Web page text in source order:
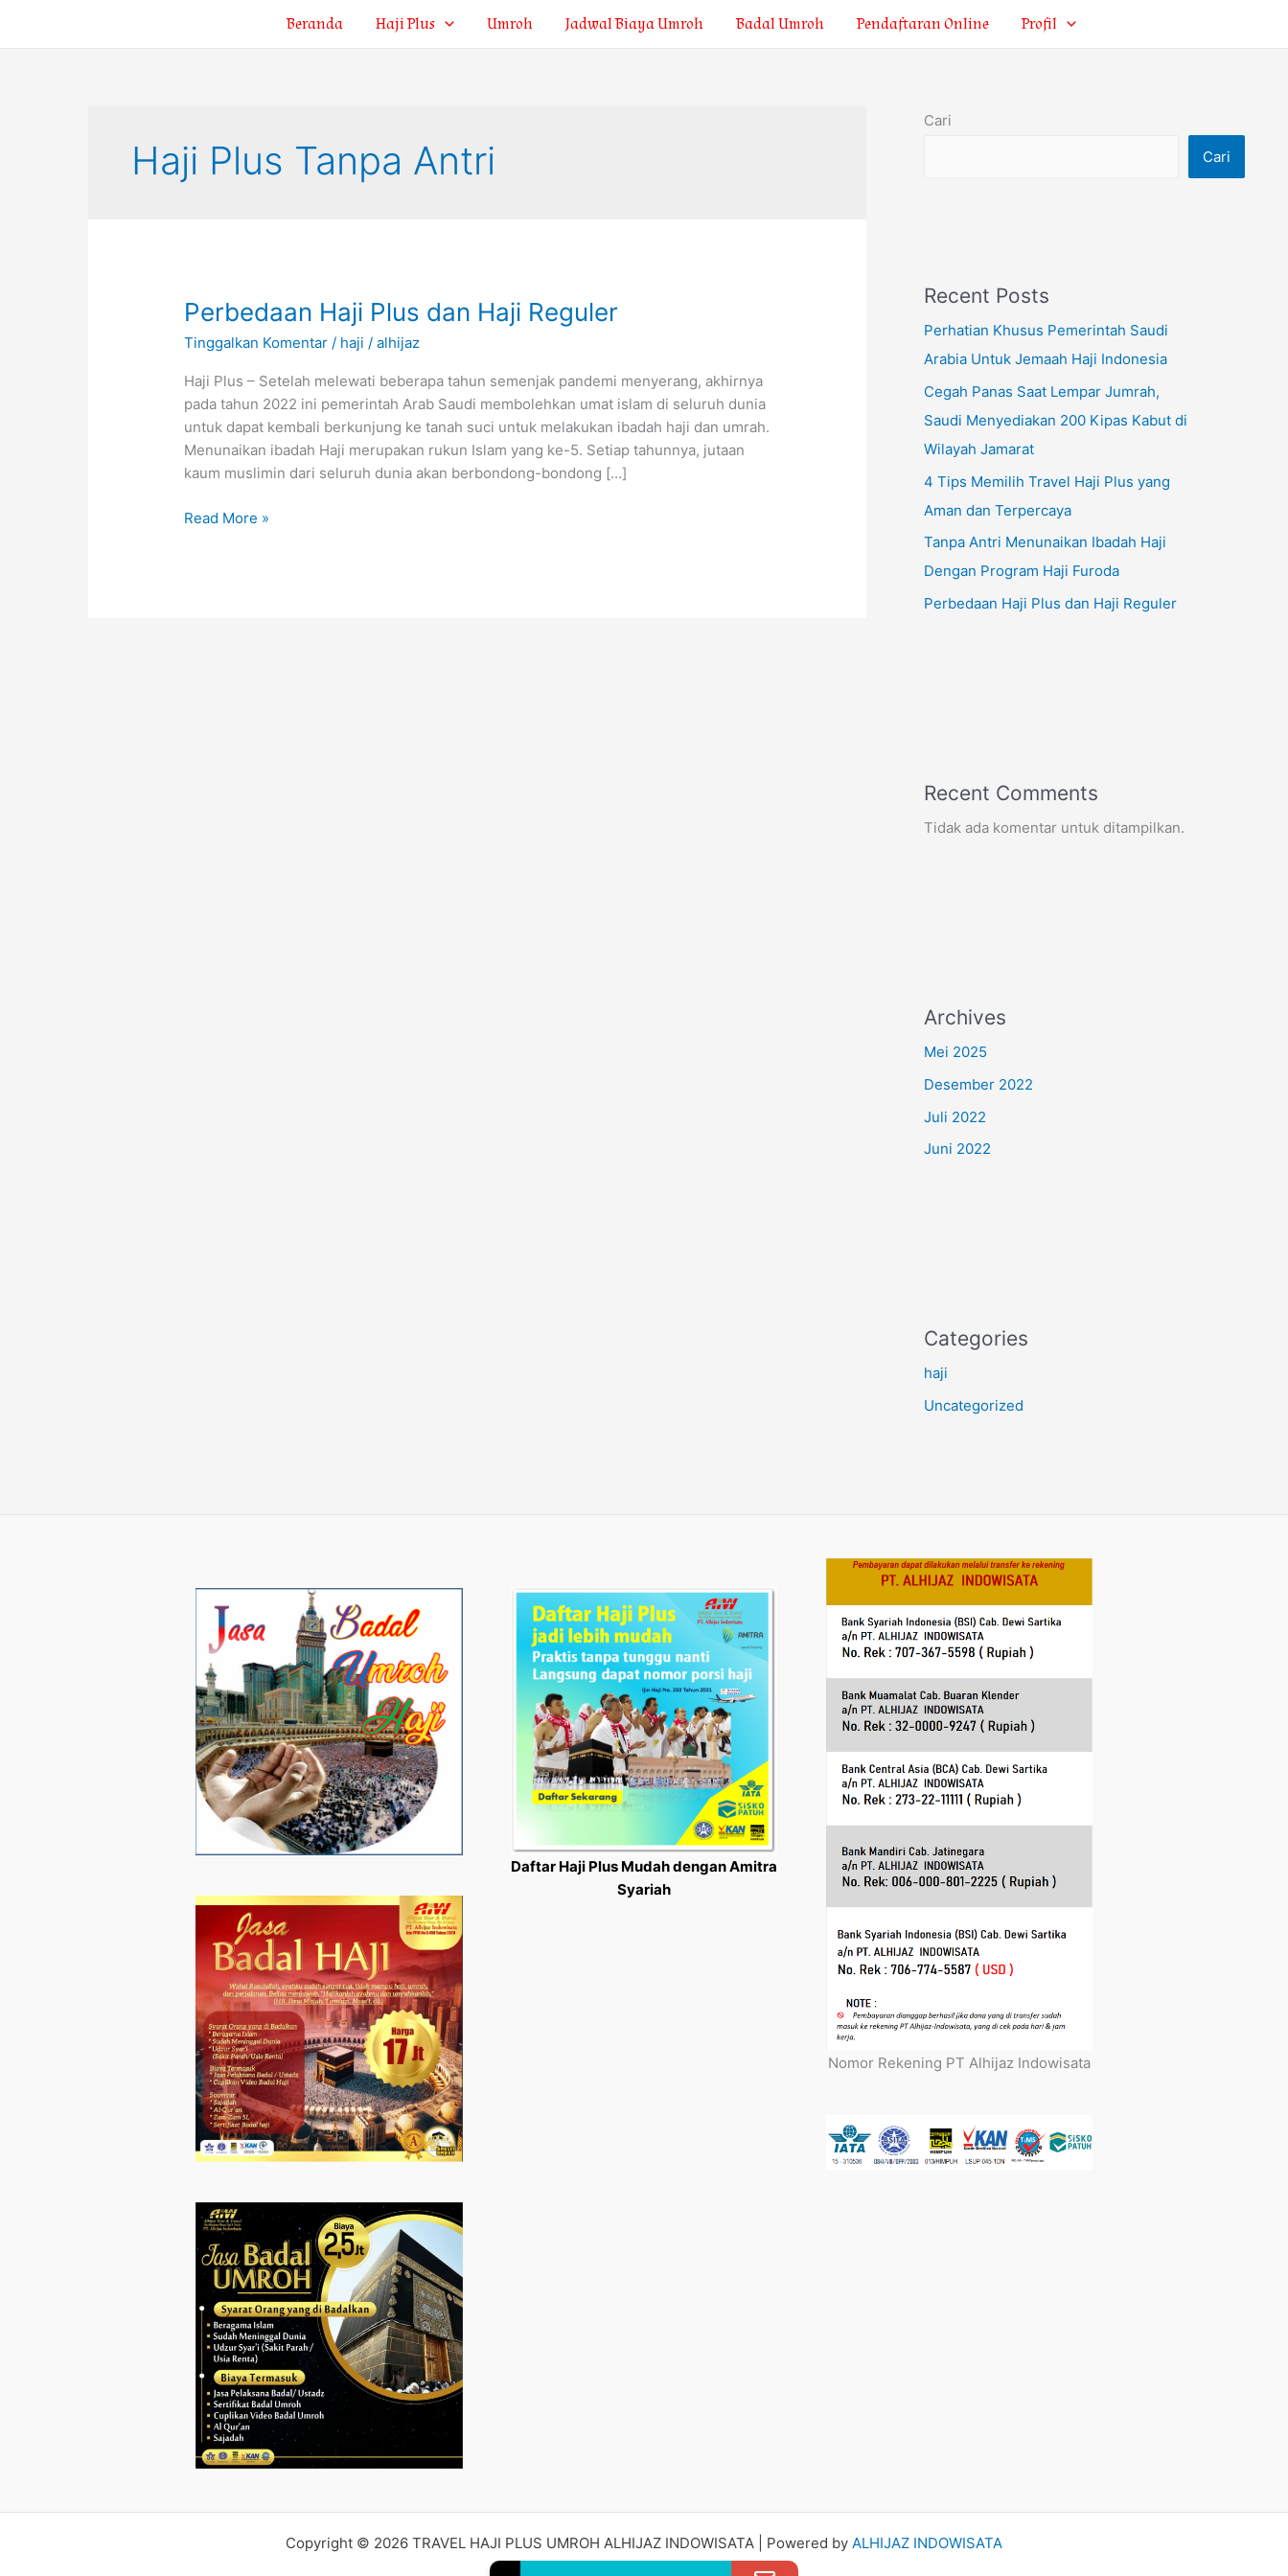
Beranda Haji Plus Umroh Jadwal Biaya Umroh Badal Umroh Pendaftaran Online Profil
Haji Plus Tanpa Antri
Perbedaan Haji Plus dan Haji Reguler
Tinggalkan Komentar / haji /alhijaz
Haji Plus – Setelah melewati beberapa tahun semenjak pandemi menyerang, akhirnya
pada tahun 2022 ini pemerintah Arab Saudi membolehkan umat islam di seluruh dunia
untuk dapat kembali berkunjung ke tanah suci untuk melakukan ibadah haji dan umrah.
Menunaikan ibadah Haji merupakan rukun Islam yang ke-5. Setiap tahunnya, jutaan
kaum muslimin dari seluruh dunia akan berbondong-bondong […]
Perbedaan
Plus
dan
Haji
Reguler
Read More »
Cari
Cari
Recent Posts
Perhatian Khusus Pemerintah Saudi
Arabia Untuk Jemaah Haji Indonesia
Cegah Panas Saat Lempar Jumrah,
Saudi Menyediakan 200 Kipas Kabut di
Wilayah Jamarat
4 Tips Memilih Travel Haji Plus yang
Aman dan Terpercaya
Tanpa Antri Menunaikan Ibadah Haji
Dengan Program Haji Furoda
Perbedaan Haji Plus dan Haji Reguler
Recent Comments
Tidak ada komentar untuk ditampilkan.
Archives
Mei 2025
Desember 2022
Juli 2022
Juni 2022
Categories
haji
Uncategorized
Daftar Haji Plus Mudah dengan Amitra
Syariah
Nomor Rekening PT Alhijaz Indowisata
Copyright © 2026 TRAVEL HAJI PLUS UMROH ALHIJAZ INDOWISATA | Powered by ALHIJAZ INDOWISATA